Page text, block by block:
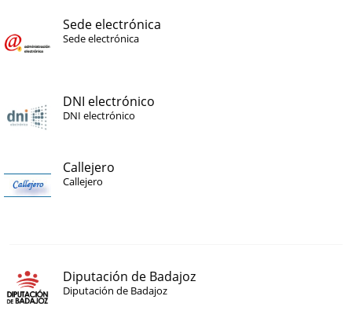
Sede electrónica
Sede electrónica
DNI electrónico
DNI electrónico
Callejero
Callejero
Diputación de Badajoz
Diputación de Badajoz